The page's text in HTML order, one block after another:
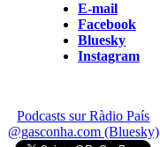
E-mail
Facebook
Bluesky
Instagram
Podcasts sur Ràdio País
@gasconha.com (Bluesky)